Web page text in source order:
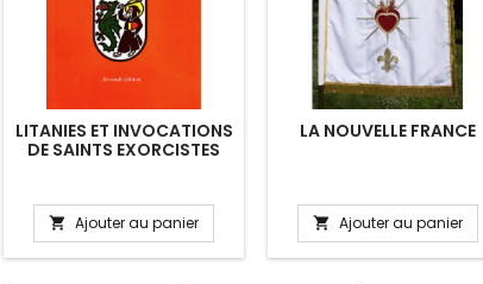
LITANIES ET INVOCATIONS
DE SAINTS EXORCISTES
 Ajouter au panier
LA NOUVELLE FRANCE
 Ajouter au panier